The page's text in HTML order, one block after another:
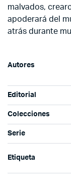
malvados,
apoderará del
atrás durante
Autores
Editorial
Colecciones
Serie
Etiqueta